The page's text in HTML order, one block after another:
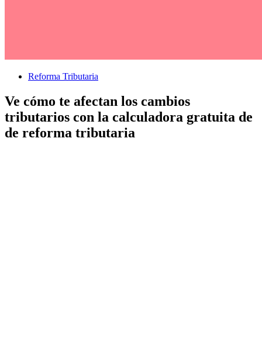
Reforma Tributaria
Ve cómo te afectan los cambios
tributarios con la calculadora gratuita de
de reforma tributaria